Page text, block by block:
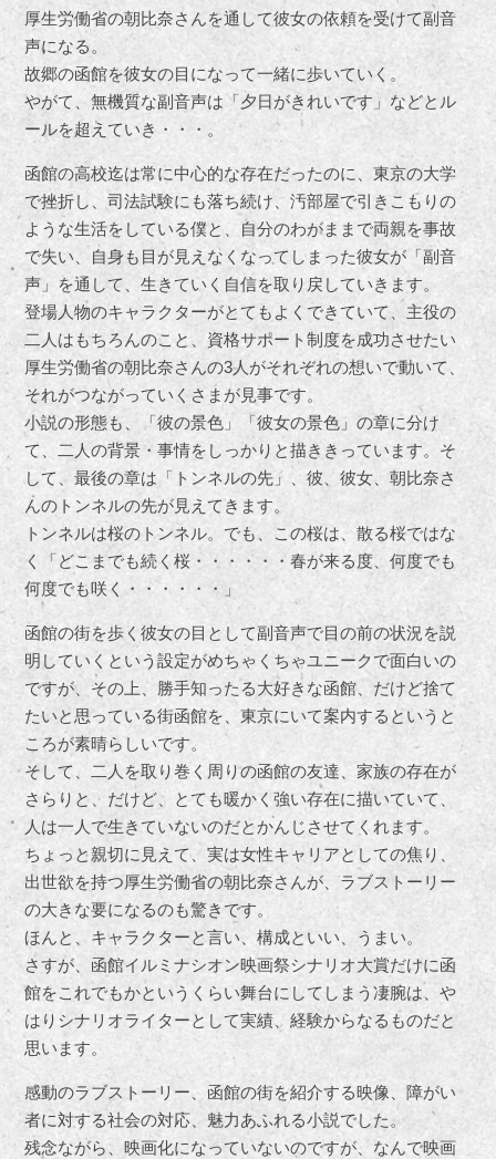
厚生労働省の朝比奈さんを通して彼女の依頼を受けて副音
声になる。
故郷の函館を彼女の目になって一緒に歩いていく。
やがて、無機質な副音声は「夕日がきれいです」などとル
ールを超えていき・・・。
函館の高校迄は常に中心的な存在だったのに、東京の大学
で挫折し、司法試験にも落ち続け、汚部屋で引きこもりの
ような生活をしている僕と、自分のわがままで両親を事故
で失い、自身も目が見えなくなってしまった彼女が「副音
声」を通して、生きていく自信を取り戻していきます。
登場人物のキャラクターがとてもよくできていて、主役の
二人はもちろんのこと、資格サポート制度を成功させたい
厚生労働省の朝比奈さんの3人がそれぞれの想いで動いて、
それがつながっていくさまが見事です。
小説の形態も、「彼の景色」「彼女の景色」の章に分け
て、二人の背景・事情をしっかりと描ききっています。そ
して、最後の章は「トンネルの先」、彼、彼女、朝比奈さ
んのトンネルの先が見えてきます。
トンネルは桜のトンネル。でも、この桜は、散る桜ではな
く「どこまでも続く桜・・・・・・春が来る度、何度でも
何度でも咲く・・・・・・」
函館の街を歩く彼女の目として副音声で目の前の状況を説
明していくという設定がめちゃくちゃユニークで面白いの
ですが、その上、勝手知ったる大好きな函館、だけど捨て
たいと思っている街函館を、東京にいて案内するというと
ころが素晴らしいです。
そして、二人を取り巻く周りの函館の友達、家族の存在が
さらりと、だけど、とても暖かく強い存在に描いていて、
人は一人で生きていないのだとかんじさせてくれます。
ちょっと親切に見えて、実は女性キャリアとしての焦り、
出世欲を持つ厚生労働省の朝比奈さんが、ラブストーリー
の大きな要になるのも驚きです。
ほんと、キャラクターと言い、構成といい、うまい。
さすが、函館イルミナシオン映画祭シナリオ大賞だけに函
館をこれでもかというくらい舞台にしてしまう凄腕は、や
はりシナリオライターとして実績、経験からなるものだと
思います。
感動のラブストーリー、函館の街を紹介する映像、障がい
者に対する社会の対応、魅力あふれる小説でした。
残念ながら、映画化になっていないのですが、なんで映画